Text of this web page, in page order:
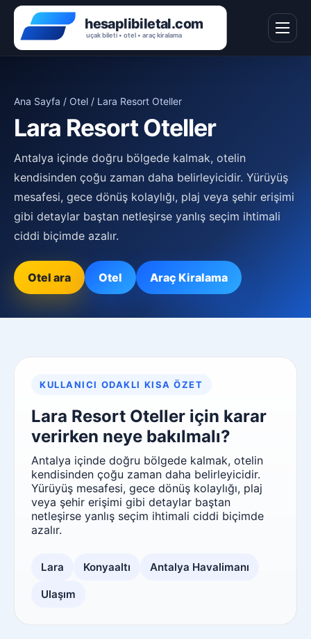
Ana Sayfa / Otel / Lara Resort Oteller
Lara Resort Oteller
Antalya içinde doğru bölgede kalmak, otelin
kendisinden çoğu zaman daha belirleyicidir. Yürüyüş
mesafesi, gece dönüş kolaylığı, plaj veya şehir erişimi
gibi detaylar baştan netleşirse yanlış seçim ihtimali
ciddi biçimde azalır.
Otel ara Otel Araç Kiralama
KULLANICI ODAKLI KISA ÖZET
Lara Resort Oteller için karar
verirken neye bakılmalı?
Antalya içinde doğru bölgede kalmak, otelin
kendisinden çoğu zaman daha belirleyicidir.
Yürüyüş mesafesi, gece dönüş kolaylığı, plaj
veya şehir erişimi gibi detaylar baştan
netleşirse yanlış seçim ihtimali ciddi biçimde
azalır.
Lara Konyaaltı Antalya Havalimanı
Ulaşım